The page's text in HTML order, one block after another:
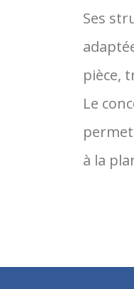
Ses
pièce,
Le
à la